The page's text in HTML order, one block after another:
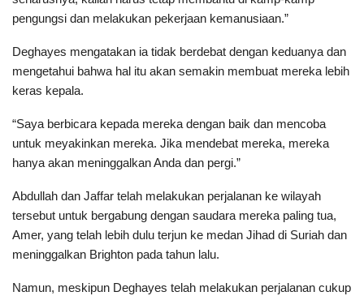
pengungsi dan melakukan pekerjaan kemanusiaan.”
Deghayes mengatakan ia tidak berdebat dengan keduanya dan
mengetahui bahwa hal itu akan semakin membuat mereka lebih
keras kepala.
“Saya berbicara kepada mereka dengan baik dan mencoba
untuk meyakinkan mereka. Jika mendebat mereka, mereka
hanya akan meninggalkan Anda dan pergi.”
Abdullah dan Jaffar telah melakukan perjalanan ke wilayah
tersebut untuk bergabung dengan saudara mereka paling tua,
Amer, yang telah lebih dulu terjun ke medan Jihad di Suriah dan
meninggalkan Brighton pada tahun lalu.
Namun, meskipun Deghayes telah melakukan perjalanan cukup